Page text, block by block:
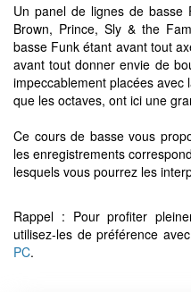
Un panel de lignes de
Brown, Prince, Sly & the
basse Funk étant avant tout
avant tout donner envie de
impeccablement placées
que les octaves, ont ici une
Ce cours de basse vous
les enregistrements
lesquels vous pourrez les
Rappel : Pour profiter
utilisez-les de préférence
PC.